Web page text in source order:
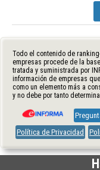
Todo el contenido de
empresas procede de la base
tratada y suministrada por
información de empresas
como un elemento más a
y no debe por tanto
Política de Privacidad